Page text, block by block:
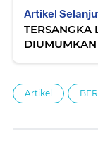
Artikel
TERSANGKA
DIUMUMKAN
Artikel